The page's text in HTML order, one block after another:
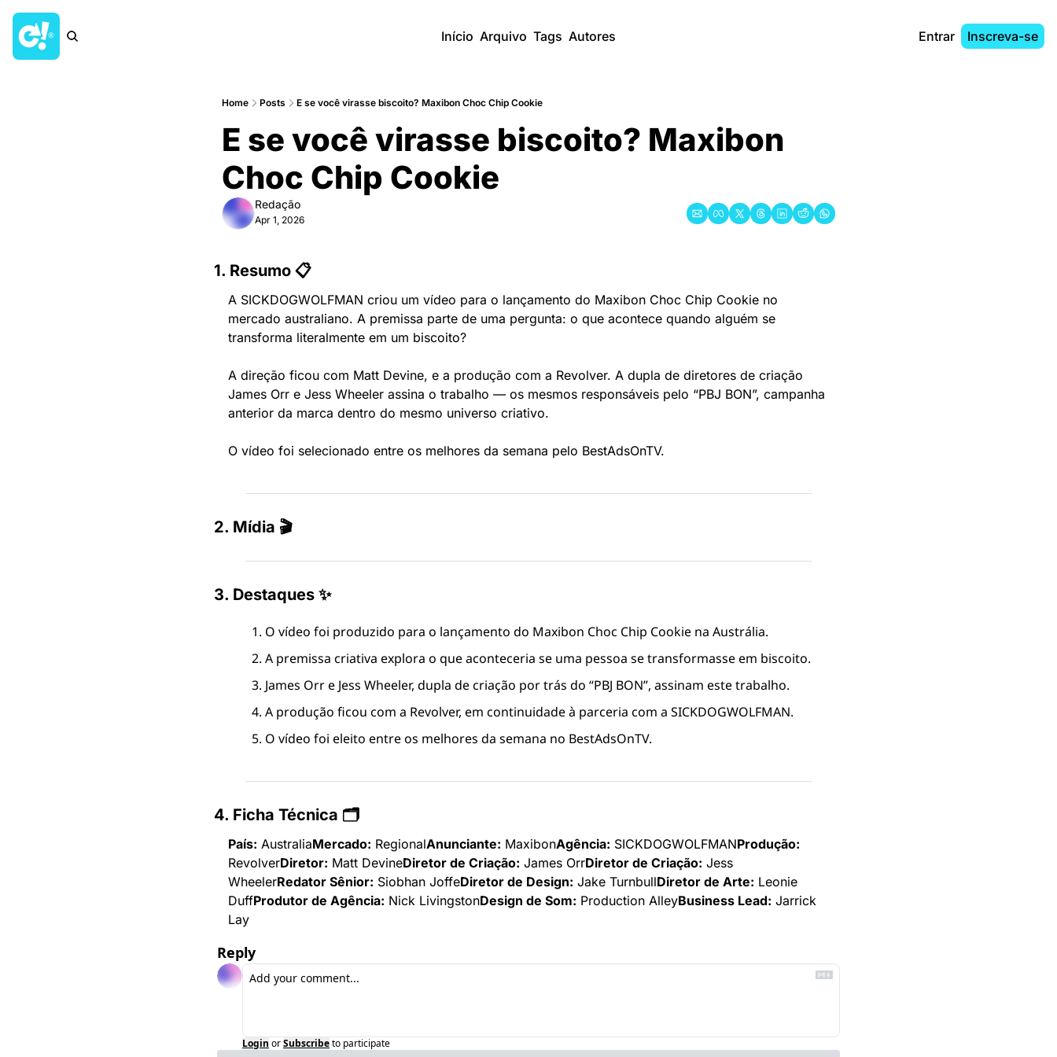
Início Arquivo Tags Autores Entrar Inscreva-se
Home Posts E se você virasse biscoito? Maxibon Choc Chip Cookie
E se você virasse biscoito? Maxibon
Choc Chip Cookie
Redação
Apr 1, 2026
1. Resumo 📋
A SICKDOGWOLFMAN criou um vídeo para o lançamento do Maxibon Choc Chip Cookie no
mercado australiano. A premissa parte de uma pergunta: o que acontece quando alguém se
transforma literalmente em um biscoito?
A direção ficou com Matt Devine, e a produção com a Revolver. A dupla de diretores de criação
James Orr e Jess Wheeler assina o trabalho — os mesmos responsáveis pelo “PBJ BON”, campanha
anterior da marca dentro do mesmo universo criativo.
O vídeo foi selecionado entre os melhores da semana pelo BestAdsOnTV.
2. Mídia 🎬
3. Destaques ✨
O vídeo foi produzido para o lançamento do Maxibon Choc Chip Cookie na Austrália.
A premissa criativa explora o que aconteceria se uma pessoa se transformasse em biscoito.
James Orr e Jess Wheeler, dupla de criação por trás do “PBJ BON”, assinam este trabalho.
A produção ficou com a Revolver, em continuidade à parceria com a SICKDOGWOLFMAN.
O vídeo foi eleito entre os melhores da semana no BestAdsOnTV.
4. Ficha Técnica 🗂️
País: AustraliaMercado: RegionalAnunciante: MaxibonAgência: SICKDOGWOLFMANProdução:
RevolverDiretor: Matt DevineDiretor de Criação: James OrrDiretor de Criação: Jess
WheelerRedator Sênior: Siobhan JoffeDiretor de Design: Jake TurnbullDiretor de Arte: Leonie
DuffProdutor de Agência: Nick LivingstonDesign de Som: Production AlleyBusiness Lead: Jarrick
Lay
Reply
Login orSubscribeto participate